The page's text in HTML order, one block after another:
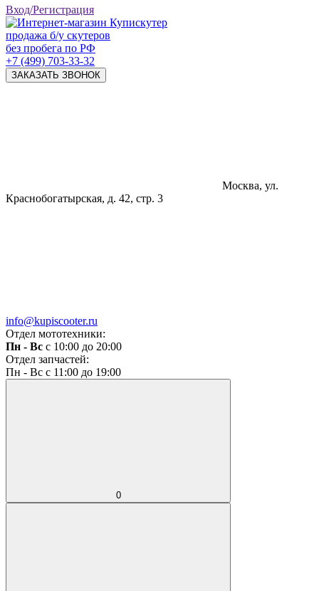
Вход/Регистрация
продажа б/у скутеров
без пробега по РФ
+7 (499) 703-33-32
ЗАКАЗАТЬ ЗВОНОК
Москва, ул.
Краснобогатырская, д. 42, стр. 3
info@kupiscooter.ru
Отдел мототехники:
Пн - Вс с 10:00 до 20:00
Отдел запчастей:
Пн - Вс с 11:00 до 19:00
0